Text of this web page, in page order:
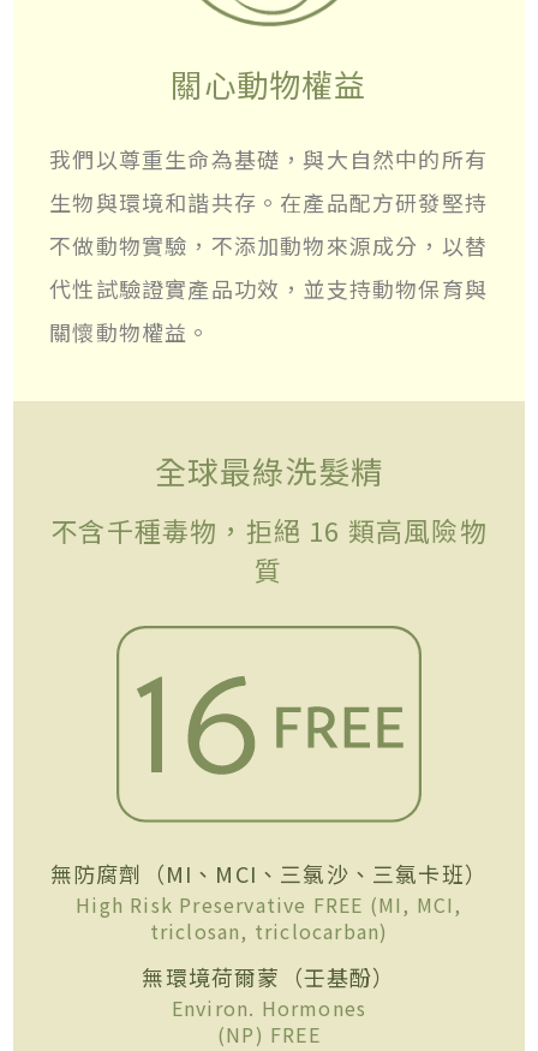
關心動物權益
我們以尊重生命為基礎，與大自然中的所有
生物與環境和諧共存。在產品配方研發堅持
不做動物實驗，不添加動物來源成分，以替
代性試驗證實產品功效，並支持動物保育與
關懷動物權益。
全球最綠洗髮精
不含千種毒物，拒絕 16 類高風險物
質
無防腐劑（MI、MCI、三氯沙、三氯卡班）
High Risk Preservative FREE (MI, MCI,
triclosan, triclocarban)
無環境荷爾蒙（壬基酚）
Environ. Hormones
(NP) FREE